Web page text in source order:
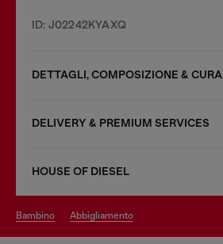
ID: J02242KYAXQ
DETTAGLI, COMPOSIZIONE & CURA
DELIVERY & PREMIUM SERVICES
HOUSE OF DIESEL
bambino abbigliamento